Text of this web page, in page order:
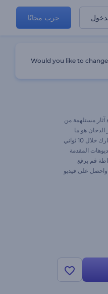
جرب مجانًا
مستلهمة من
الدخان هو ما
تبحث عنه. يقوم أثري دخان ملونان بإظهار شعارك خلال 10 ثواني
المقدمة
قم برفع
على فيديو
Would you like to